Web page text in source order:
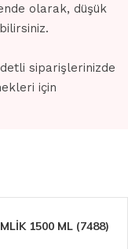
olarak, düşük
siparişlerinizde
için
1500 ML (7488)